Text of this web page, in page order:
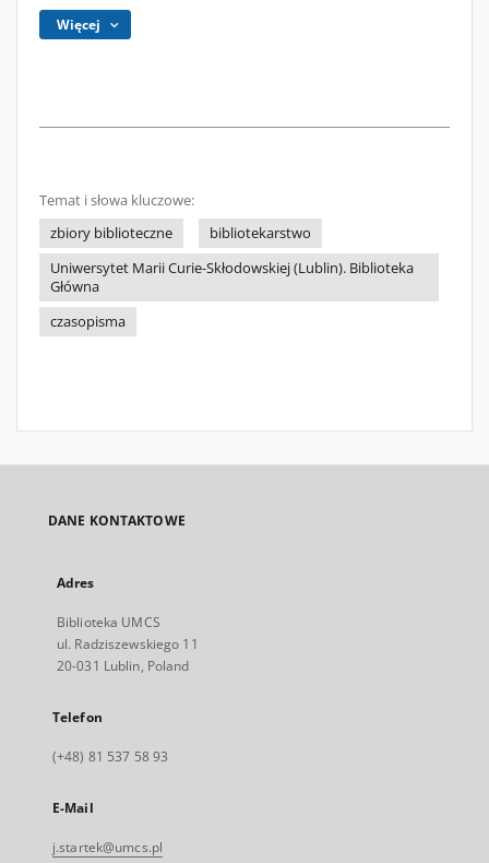
Więcej
Temat i słowa kluczowe:
zbiory biblioteczne
bibliotekarstwo
Uniwersytet Marii Curie-Skłodowskiej (Lublin). Biblioteka
Główna
czasopisma
DANE KONTAKTOWE
Adres
Biblioteka UMCS
ul. Radziszewskiego 11
20-031 Lublin, Poland
Telefon
(+48) 81 537 58 93
E-Mail
j.startek@umcs.pl